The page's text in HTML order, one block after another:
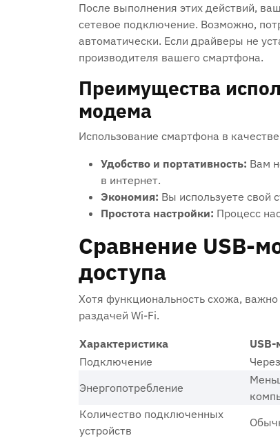
После выполнения этих действий,
сетевое подключение. Возможно,
автоматически. Если драйверы не
производителя вашего смартфона.
Преимущества
модема
Использование смартфона в
Удобство и портативность: Вам
в интернет.
Экономия: Вы используете свой
Простота настройки: Процесс
Сравнение USB-
доступа
Хотя функциональность схожа,
раздачей Wi-Fi.
Характеристика
Подключение
Энергопотребление
Количество подключенных
устройств